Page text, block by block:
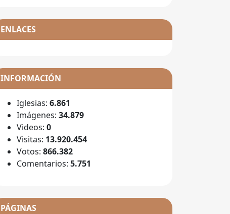
ENLACES
INFORMACIÓN
Iglesias: 6.861
Imágenes: 34.879
Videos: 0
Visitas: 13.920.454
Votos: 866.382
Comentarios: 5.751
PÁGINAS